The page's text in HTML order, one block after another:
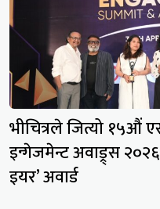
भीचित्रले जित्यो १५औं
इन्गेजमेन्ट अवाड्र्स
इयर’ अवार्ड